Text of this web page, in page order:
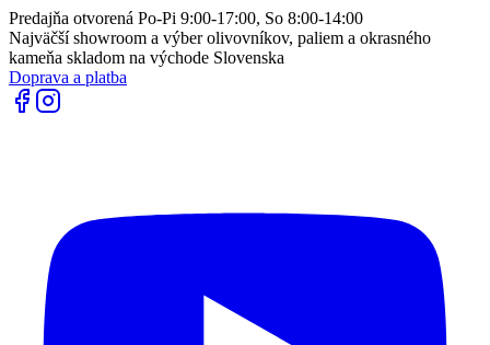
Predajňa otvorená Po-Pi 9:00-17:00, So 8:00-14:00
Najväčší showroom a výber olivovníkov, paliem a okrasného
kameňa skladom na východe Slovenska
Doprava a platba